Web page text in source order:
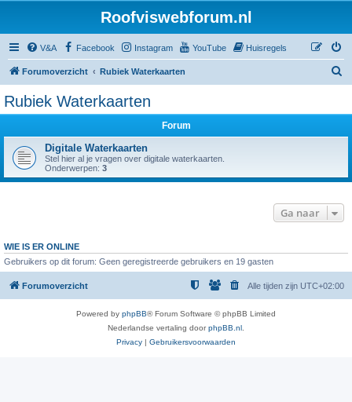
Roofviswebforum.nl
V&A Facebook Instagram YouTube Huisregels
Forumoverzicht Rubiek Waterkaarten
Rubiek Waterkaarten
Forum
Digitale Waterkaarten
Stel hier al je vragen over digitale waterkaarten.
Onderwerpen: 3
Ga naar
WIE IS ER ONLINE
Gebruikers op dit forum: Geen geregistreerde gebruikers en 19 gasten
Forumoverzicht Alle tijden zijn UTC+02:00
Powered by phpBB® Forum Software © phpBB Limited
Nederlandse vertaling doorphpBB.nl
Privacy | Gebruikersvoorwaarden